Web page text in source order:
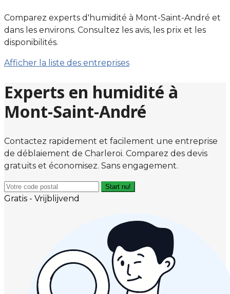
Comparez experts d'humidité à Mont-Saint-André et
dans les environs. Consultez les avis, les prix et les
disponibilités.
Afficher la liste des entreprises
Experts en humidité à
Mont-Saint-André
Contactez rapidement et facilement une entreprise
de déblaiement de Charleroi. Comparez des devis
gratuits et économisez. Sans engagement.
Start nu!
Gratis - Vrijblijvend